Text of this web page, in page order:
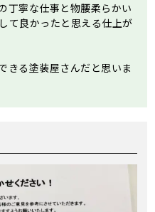
丁寧な仕事と物腰柔らかい
て良かったと思える仕上が
きる塗装屋さんだと思いま